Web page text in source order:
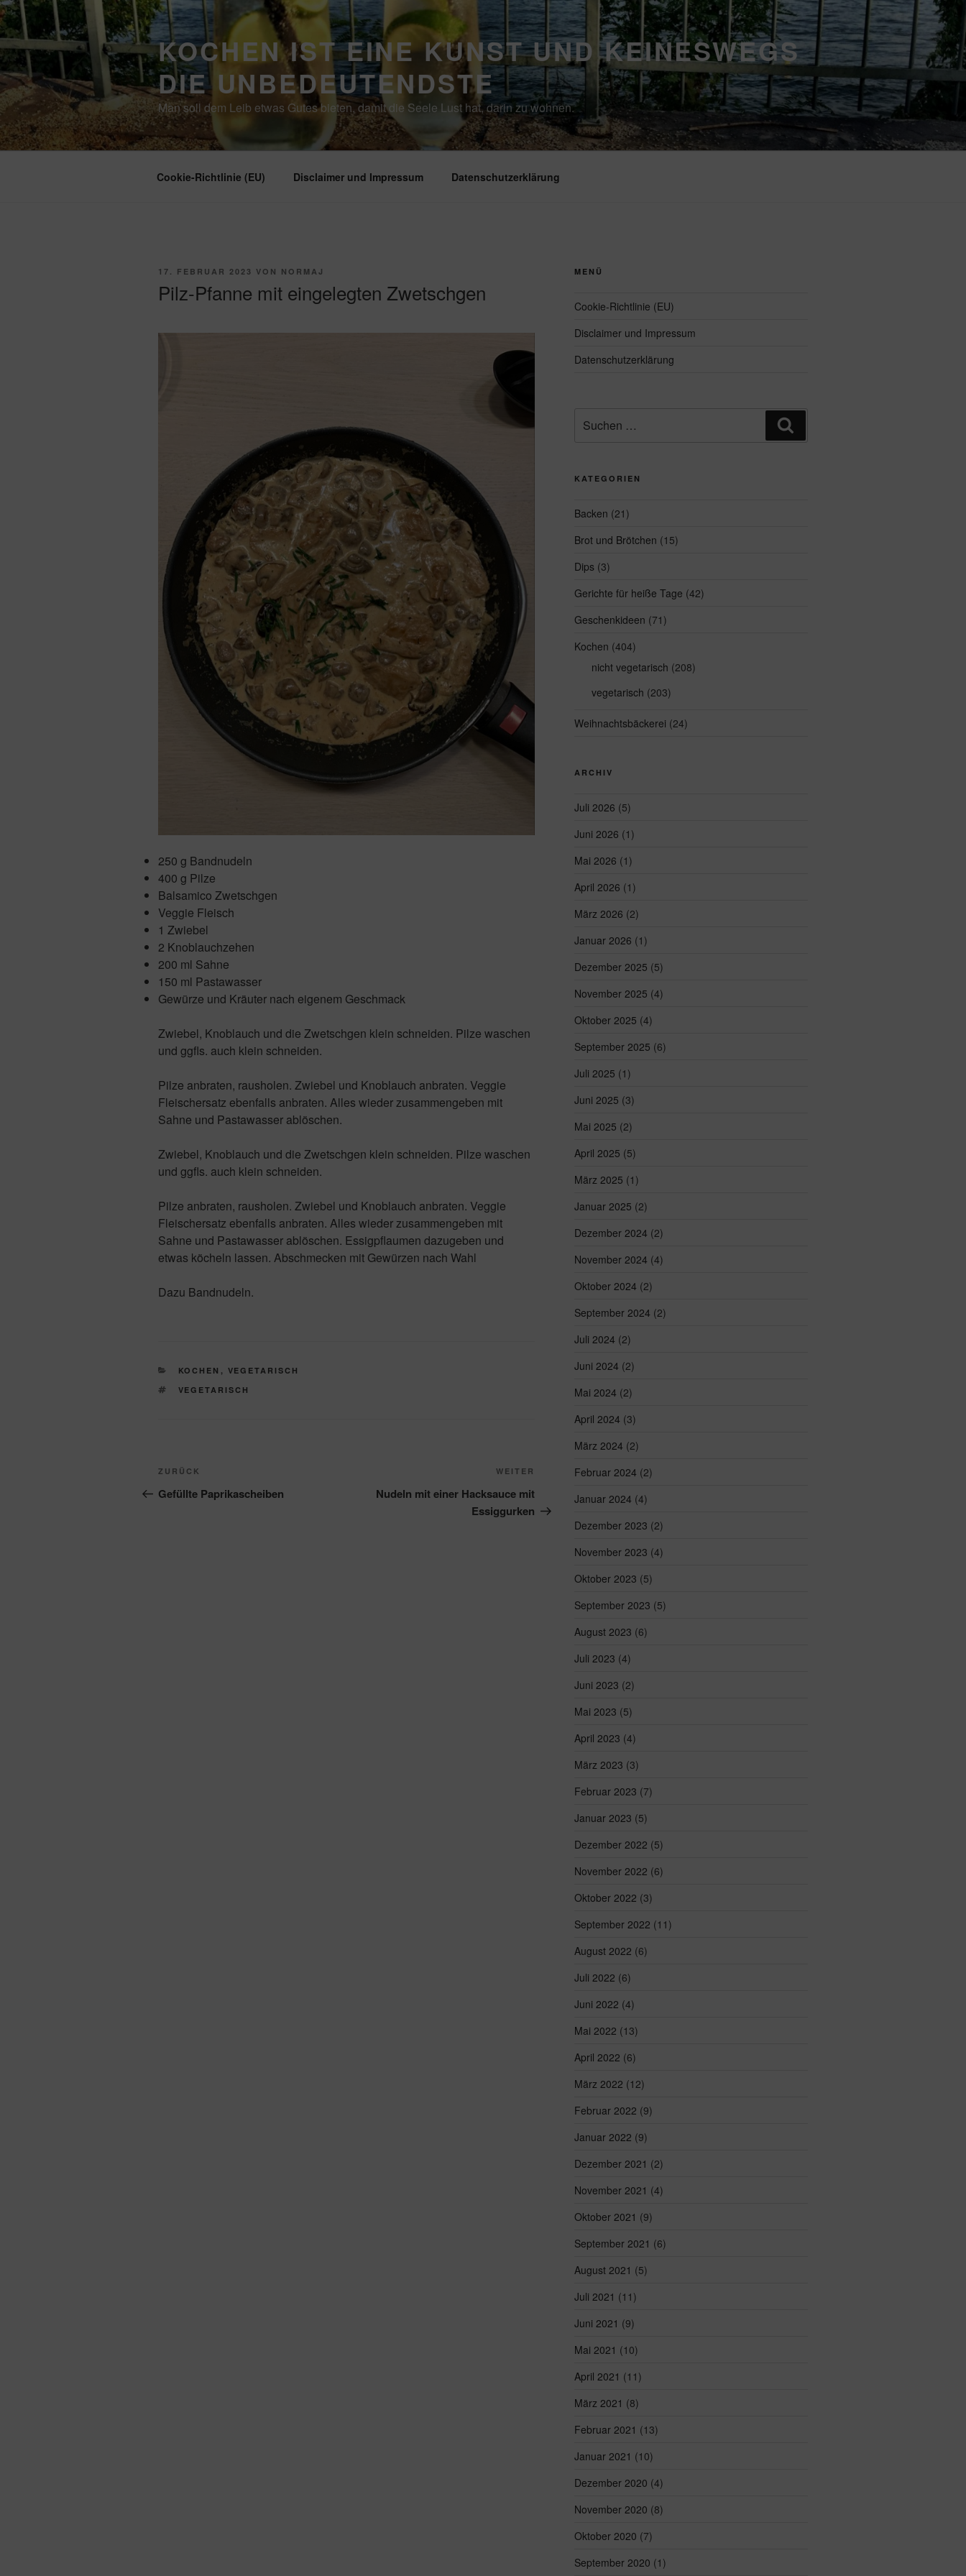
Zum
Inhalt
springen
KOCHEN IST EINE KUNST UND KEINESWEGS
DIE UNBEDEUTENDSTE
Man soll dem Leib etwas Gutes bieten, damit die Seele Lust hat, darin zu wohnen.
Cookie-Richtlinie (EU) Disclaimer und Impressum Datenschutzerklärung
VERÖFFENTLICHT
17. FEBRUAR 2023 VON NORMAJ
Pilz-Pfanne mit eingelegten Zwetschgen
250 g Bandnudeln
400 g Pilze
Balsamico Zwetschgen
Veggie Fleisch
1 Zwiebel
2 Knoblauchzehen
200 ml Sahne
150 ml Pastawasser
Gewürze und Kräuter nach eigenem Geschmack
Zwiebel, Knoblauch und die Zwetschgen klein schneiden. Pilze waschen
und ggfls. auch klein schneiden.
Pilze anbraten, rausholen. Zwiebel und Knoblauch anbraten. Veggie
Fleischersatz ebenfalls anbraten. Alles wieder zusammengeben mit
Sahne und Pastawasser ablöschen.
Zwiebel, Knoblauch und die Zwetschgen klein schneiden. Pilze waschen
und ggfls. auch klein schneiden.
Pilze anbraten, rausholen. Zwiebel und Knoblauch anbraten. Veggie
Fleischersatz ebenfalls anbraten. Alles wieder zusammengeben mit
Sahne und Pastawasser ablöschen. Essigpflaumen dazugeben und
etwas köcheln lassen. Abschmecken mit Gewürzen nach Wahl
Dazu Bandnudeln.
KATEGORIEN
KOCHEN , VEGETARISCH
SCHLAGWÖRTER
VEGETARISCH
Beitragsnavigation
Vorheriger
Beitrag
ZURÜCK
Gefüllte Paprikascheiben
Nächster
Beitrag
WEITER
Nudeln mit einer Hacksauce mit
Essiggurken
MENÜ
Cookie-Richtlinie (EU)
Disclaimer und Impressum
Datenschutzerklärung
nach:
KATEGORIEN
Backen (21)
Brot und Brötchen (15)
Dips(3)
Gerichte für heiße Tage (42)
Geschenkideen (71)
Kochen (404)
nicht vegetarisch (208)
vegetarisch (203)
Weihnachtsbäckerei (24)
ARCHIV
Juli 2026 (5)
Juni 2026 (1)
Mai 2026 (1)
April 2026 (1)
März 2026 (2)
Januar 2026 (1)
Dezember 2025 (5)
November 2025 (4)
Oktober 2025 (4)
September 2025 (6)
Juli 2025 (1)
Juni 2025 (3)
Mai 2025 (2)
April 2025 (5)
März 2025 (1)
Januar 2025 (2)
Dezember 2024 (2)
November 2024 (4)
Oktober 2024 (2)
September 2024 (2)
Juli 2024 (2)
Juni 2024 (2)
Mai 2024 (2)
April 2024 (3)
März 2024 (2)
Februar 2024 (2)
Januar 2024 (4)
Dezember 2023 (2)
November 2023 (4)
Oktober 2023 (5)
September 2023 (5)
August 2023 (6)
Juli 2023 (4)
Juni 2023 (2)
Mai 2023 (5)
April 2023 (4)
März 2023 (3)
Februar 2023 (7)
Januar 2023 (5)
Dezember 2022 (5)
November 2022 (6)
Oktober 2022 (3)
September 2022 (11)
August 2022 (6)
Juli 2022 (6)
Juni 2022 (4)
Mai 2022 (13)
April 2022 (6)
März 2022 (12)
Februar 2022 (9)
Januar 2022 (9)
Dezember 2021 (2)
November 2021 (4)
Oktober 2021 (9)
September 2021 (6)
August 2021 (5)
Juli 2021 (11)
Juni 2021 (9)
Mai 2021 (10)
April 2021 (11)
März 2021 (8)
Februar 2021 (13)
Januar 2021 (10)
Dezember 2020 (4)
November 2020 (8)
Oktober 2020 (7)
September 2020 (1)